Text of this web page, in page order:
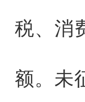
税、消
额。未